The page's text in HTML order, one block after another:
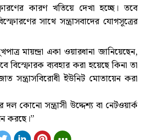
কারণ খতিয়ে দেখা হচ্ছে। তবে
সাথে সন্ত্রাসবাদের যোগসূত্রের
মায়ন্দ্রা একা ওয়ারধানা জানিয়েছেন,
বিস্ফোরক ব্যবহার করা হয়েছে কিনা তা
সন্ত্রাসবিরোধী ইউনিট মোতায়েন করা
কোনো সন্ত্রাসী উদ্দেশ্য বা নেটওয়ার্ক
করছে।”